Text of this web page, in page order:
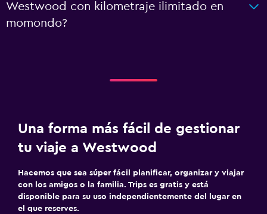
Westwood con kilometraje ilimitado en
momondo?
Una forma más fácil de gestionar
tu viaje a Westwood
Hacemos que sea súper fácil planificar, organizar y viajar
con los amigos o la familia. Trips es gratis y está
disponible para su uso independientemente del lugar en
el que reserves.